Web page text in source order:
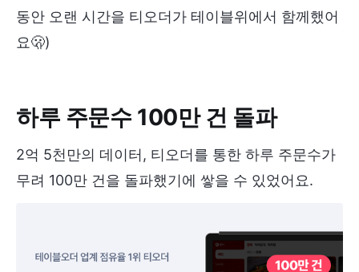
동안 오랜 시간을 티오더가 테이블위에서 함께했어
요🫢)
하루 주문수 100만 건 돌파
2억 5천만의 데이터, 티오더를 통한 하루 주문수가
무려 100만 건을 돌파했기에 쌓을 수 있었어요.